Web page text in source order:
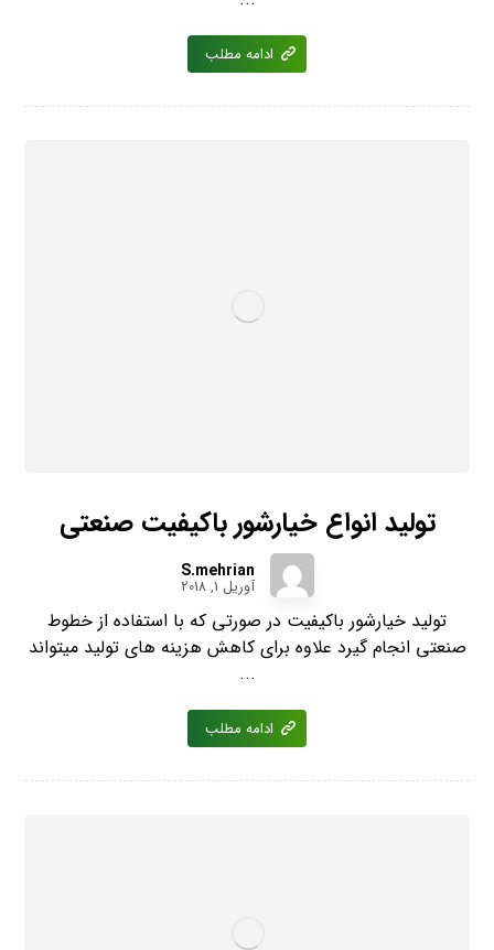
ادامه مطلب
تولید انواع خیارشور باکیفیت صنعتی
S.mehrian
آوریل 1, 2018
تولید خیارشور باکیفیت در صورتی که با استفاده از خطوط
صنعتی انجام گیرد علاوه برای کاهش هزینه های تولید میتواند
...
ادامه مطلب